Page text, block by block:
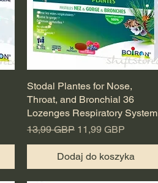
Podgląd
Stodal Plantes for Nose,
Throat, and Bronchial 36
Lozenges Respiratory System
Regularna cena
13,99 GBP Cena rabatowa
11,99 GBP
Dodaj do koszyka